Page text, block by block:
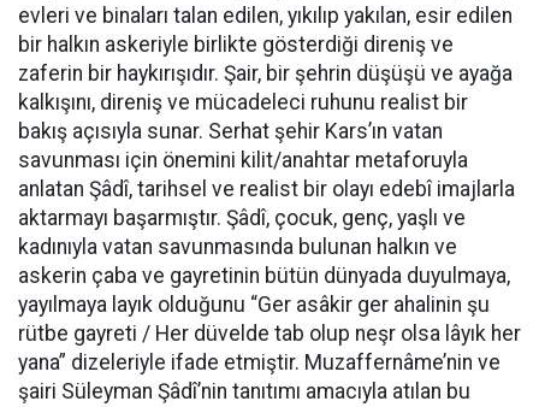
evleri ve binaları talan edilen, yıkılıp yakılan, esir edilen
bir halkın askeriyle birlikte gösterdiği direniş ve
zaferin bir haykırışıdır. Şair, bir şehrin düşüşü ve ayağa
kalkışını, direniş ve mücadeleci ruhunu realist bir
bakış açısıyla sunar. Serhat şehir Kars’ın vatan
savunması için önemini kilit/anahtar metaforuyla
anlatan Şâdî, tarihsel ve realist bir olayı edebî imajlarla
aktarmayı başarmıştır. Şâdî, çocuk, genç, yaşlı ve
kadınıyla vatan savunmasında bulunan halkın ve
askerin çaba ve gayretinin bütün dünyada duyulmaya,
yayılmaya layık olduğunu “Ger asâkir ger ahalinin şu
rütbe gayreti / Her düvelde tab olup neşr olsa lâyık her
yana” dizeleriyle ifade etmiştir. Muzaffernâme’nin ve
şairi Süleyman Şâdî’nin tanıtımı amacıyla atılan bu